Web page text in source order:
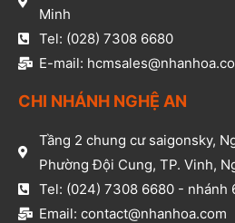
Minh​
Tel: (028) 7308 6680​
E-mail:
CHI NHÁNH NGHỆ AN​
Tầng 2 chung cư saigonsky,
Phường Đội Cung, TP. Vinh,
Tel: (024) 7308 6680 - nhánh
Email: contact@nhanhoa.com​